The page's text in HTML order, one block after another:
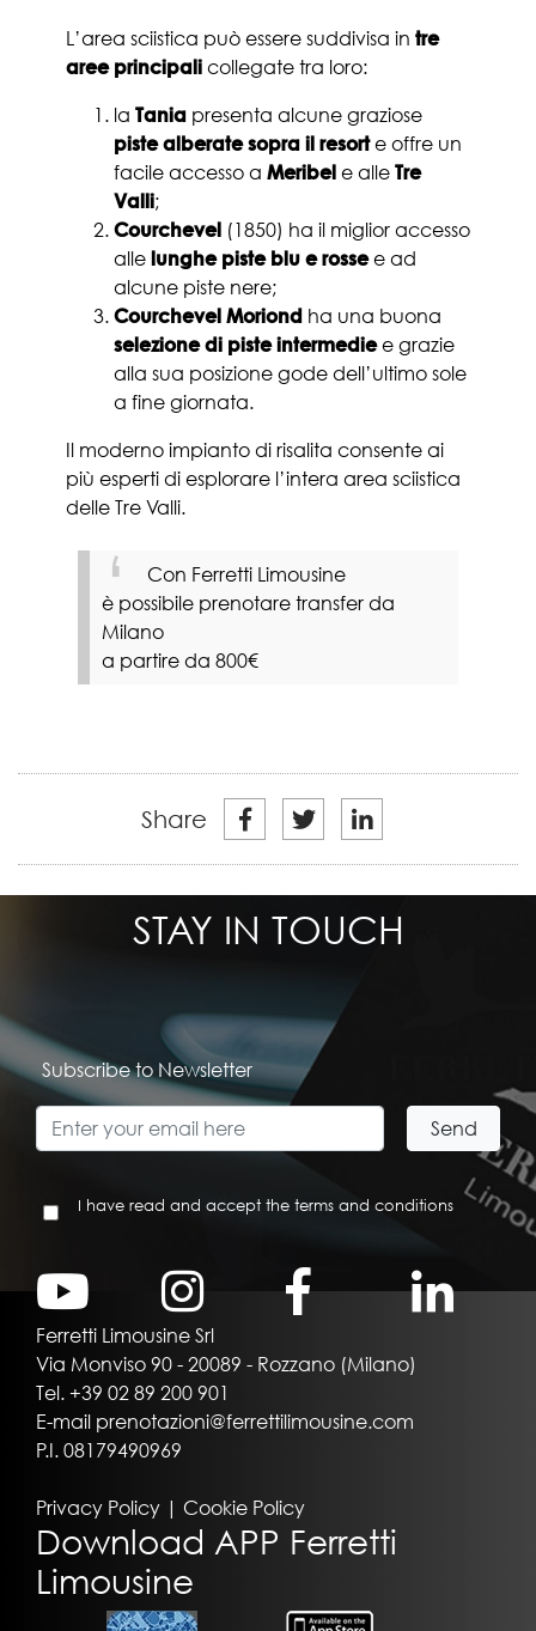
L’area sciistica può essere suddivisa in tre
aree principali collegate tra loro:
la Tania presenta alcune graziose
piste alberate sopra il resorte offre un
facile accesso a Meribel e alle Tre
Valli;
Courchevel (1850) ha il miglior accesso
alle lunghe piste blu e rossee ad
alcune piste nere;
Courchevel Moriond ha una buona
selezione di piste intermediee grazie
alla sua posizione gode dell’ultimo sole
a fine giornata.
Il moderno impianto di risalita consente ai
più esperti di esplorare l’intera area sciistica
delle Tre Valli.
Con Ferretti Limousine
è possibile prenotare transfer da
Milano
a partire da 800€
Share
STAY IN TOUCH
Subscribe to Newsletter
I have read and accept the terms and conditions
Ferretti Limousine Srl
Via Monviso 90 - 20089 - Rozzano (Milano)
Tel. +39 02 89 200 901
E-mail prenotazioni@ferrettilimousine.com
P.I. 08179490969
Privacy Policy | Cookie Policy
Download APP Ferretti
Limousine